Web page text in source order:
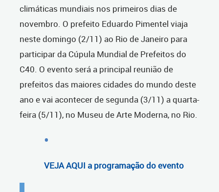
climáticas mundiais nos primeiros dias de
novembro. O prefeito Eduardo Pimentel viaja
neste domingo (2/11) ao Rio de Janeiro para
participar da Cúpula Mundial de Prefeitos do
C40. O evento será a principal reunião de
prefeitos das maiores cidades do mundo deste
ano e vai acontecerde segunda (3/11) a quarta-
feira (5/11), no Museu de Arte Moderna, no Rio.
VEJA AQUI a programação do evento